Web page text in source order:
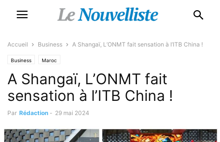
Accueil Business A Shangaï, L’ONMT fait sensation à l’ITB China !
Business Maroc
A Shangaï, L’ONMT fait
sensation à l’ITB China !
Par Rédaction - 29 mai 2024